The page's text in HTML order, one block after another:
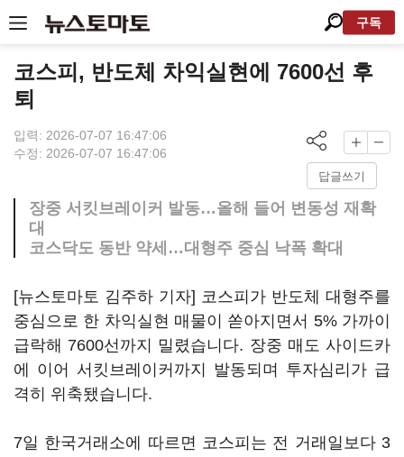
구독
코스피, 반도체 차익실현에 7600선 후
퇴
입력: 2026-07-07 16:47:06
수정: 2026-07-07 16:47:06
답글쓰기
장중 서킷브레이커 발동…올해 들어 변동성 재확
대
코스닥도 동반 약세…대형주 중심 낙폭 확대
[뉴스토마토 김주하 기자] 코스피가 반도체 대형주를
중심으로 한 차익실현 매물이 쏟아지면서 5% 가까이
급락해 7600선까지 밀렸습니다. 장중 매도 사이드카
에 이어 서킷브레이커까지 발동되며 투자심리가 급
격히 위축됐습니다.
7일 한국거래소에 따르면 코스피는 전 거래일보다 3